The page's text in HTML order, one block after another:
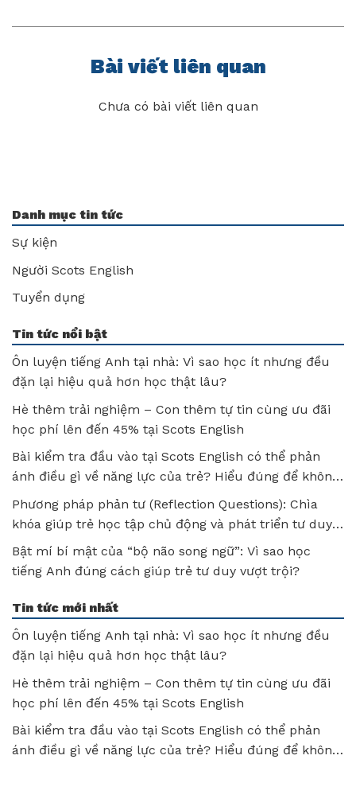
Bài viết liên quan
Chưa có bài viết liên quan
Danh mục tin tức
Sự kiện
Người Scots English
Tuyển dụng
Tin tức nổi bật
Ôn luyện tiếng Anh tại nhà: Vì sao học ít nhưng đều
đặn lại hiệu quả hơn học thật lâu?
Hè thêm trải nghiệm – Con thêm tự tin cùng ưu đãi
học phí lên đến 45% tại Scots English
Bài kiểm tra đầu vào tại Scots English có thể phản
ánh điều gì về năng lực của trẻ? Hiểu đúng để không
bỏ lỡ tiềm năng của con!
Phương pháp phản tư (Reflection Questions): Chìa
khóa giúp trẻ học tập chủ động và phát triển tư duy
sau mỗi bài học
Bật mí bí mật của “bộ não song ngữ”: Vì sao học
tiếng Anh đúng cách giúp trẻ tư duy vượt trội?
Tin tức mới nhất
Ôn luyện tiếng Anh tại nhà: Vì sao học ít nhưng đều
đặn lại hiệu quả hơn học thật lâu?
Hè thêm trải nghiệm – Con thêm tự tin cùng ưu đãi
học phí lên đến 45% tại Scots English
Bài kiểm tra đầu vào tại Scots English có thể phản
ánh điều gì về năng lực của trẻ? Hiểu đúng để không